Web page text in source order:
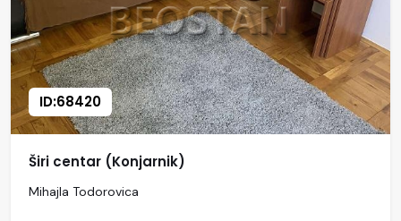
ID:68420
Širi centar (Konjarnik)
Mihajla Todorovica